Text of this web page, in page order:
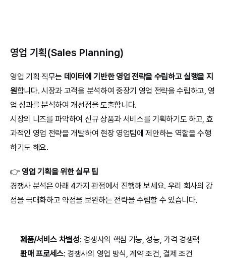
영업 기획(Sales Planning)
영업 기획 직무는 데이터에 기반한 영업 전략을 수립하고 실행을 지
원합니다. 시장과 고객을 분석하여 중장기 영업 전략을 수립하고, 영
업 성과를 분석하여 개선점을 도출합니다.
시장의 니즈를 파악하여 신규 상품과 서비스를 기획하기도 하고, 효
과적인 영업 전략을 개발하여 현장 영업팀에 제안하는 역할을 수행
하기도 해요.
👉 영업 기획을 위한 실무 팁
경쟁사 분석은 아래 4가지 관점에서 진행해 보세요. 우리 회사의 강
점을 극대화하고 약점을 보완하는 전략을 수립할 수 있습니다.
제품/서비스 차별성: 경쟁사의 핵심 기능, 성능, 가격 경쟁력
판매 프로세스: 경쟁사의 영업 방식, 계약 조건, 결제 조건